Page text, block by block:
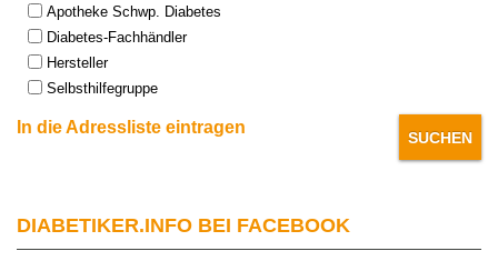
Apotheke Schwp. Diabetes
Diabetes-Fachhändler
Hersteller
Selbsthilfegruppe
In die Adressliste eintragen
DIABETIKER.INFO BEI FACEBOOK